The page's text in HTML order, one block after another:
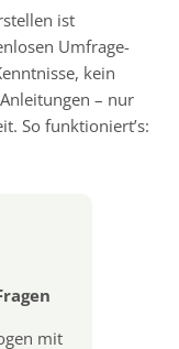
ist
Umfrage-
kein
– nur
So funktioniert’s:
mit